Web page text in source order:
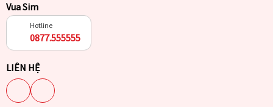
Vua Sim
Hotline
0877.555555
LIÊN HỆ